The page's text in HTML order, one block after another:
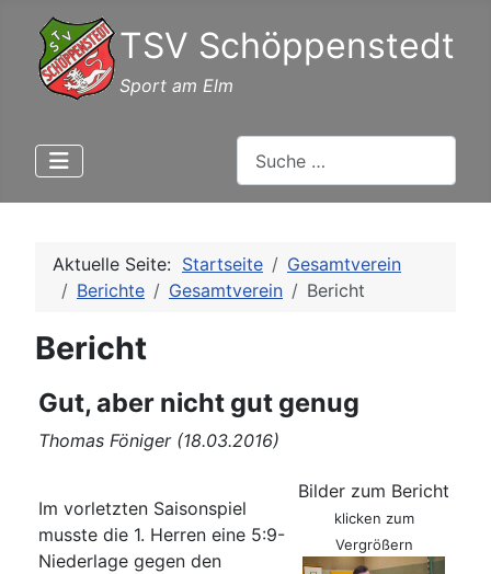
TSV Schöppenstedt
Sport am Elm
Aktuelle Seite: Startseite
Gesamtverein
Berichte
Gesamtverein Bericht
Bericht
Gut, aber nicht gut genug
Thomas Föniger (18.03.2016)
Im vorletzten Saisonspiel
musste die 1. Herren eine 5:9-
Niederlage gegen den
Bilder zum Bericht
klicken zum
Vergrößern